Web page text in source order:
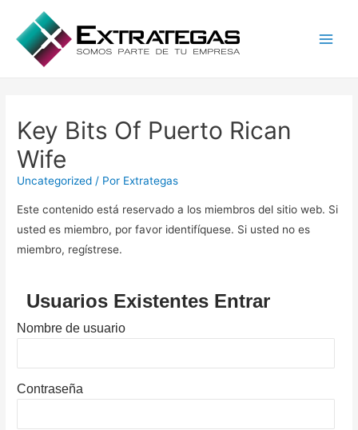
Key Bits Of Puerto Rican
Wife
Uncategorized / Por Extrategas
Este contenido está reservado a los miembros del sitio web. Si
usted es miembro, por favor identifíquese. Si usted no es
miembro, regístrese.
Usuarios Existentes Entrar
Nombre de usuario
Contraseña